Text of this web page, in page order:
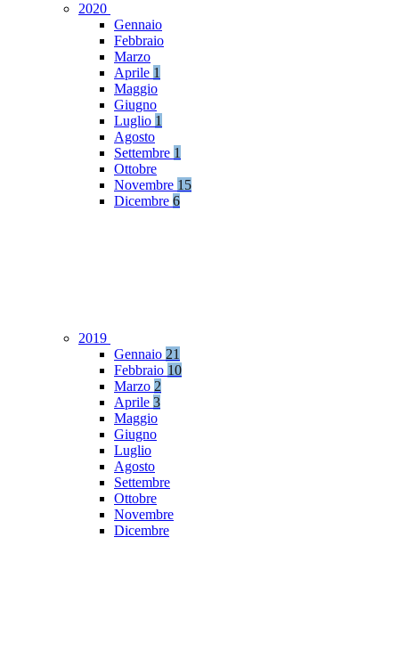
2020
Gennaio
Febbraio
Marzo
Aprile 1
Maggio
Giugno
Luglio 1
Agosto
Settembre 1
Ottobre
Novembre 15
Dicembre 6
2019
Gennaio 21
Febbraio 10
Marzo 2
Aprile 3
Maggio
Giugno
Luglio
Agosto
Settembre
Ottobre
Novembre
Dicembre